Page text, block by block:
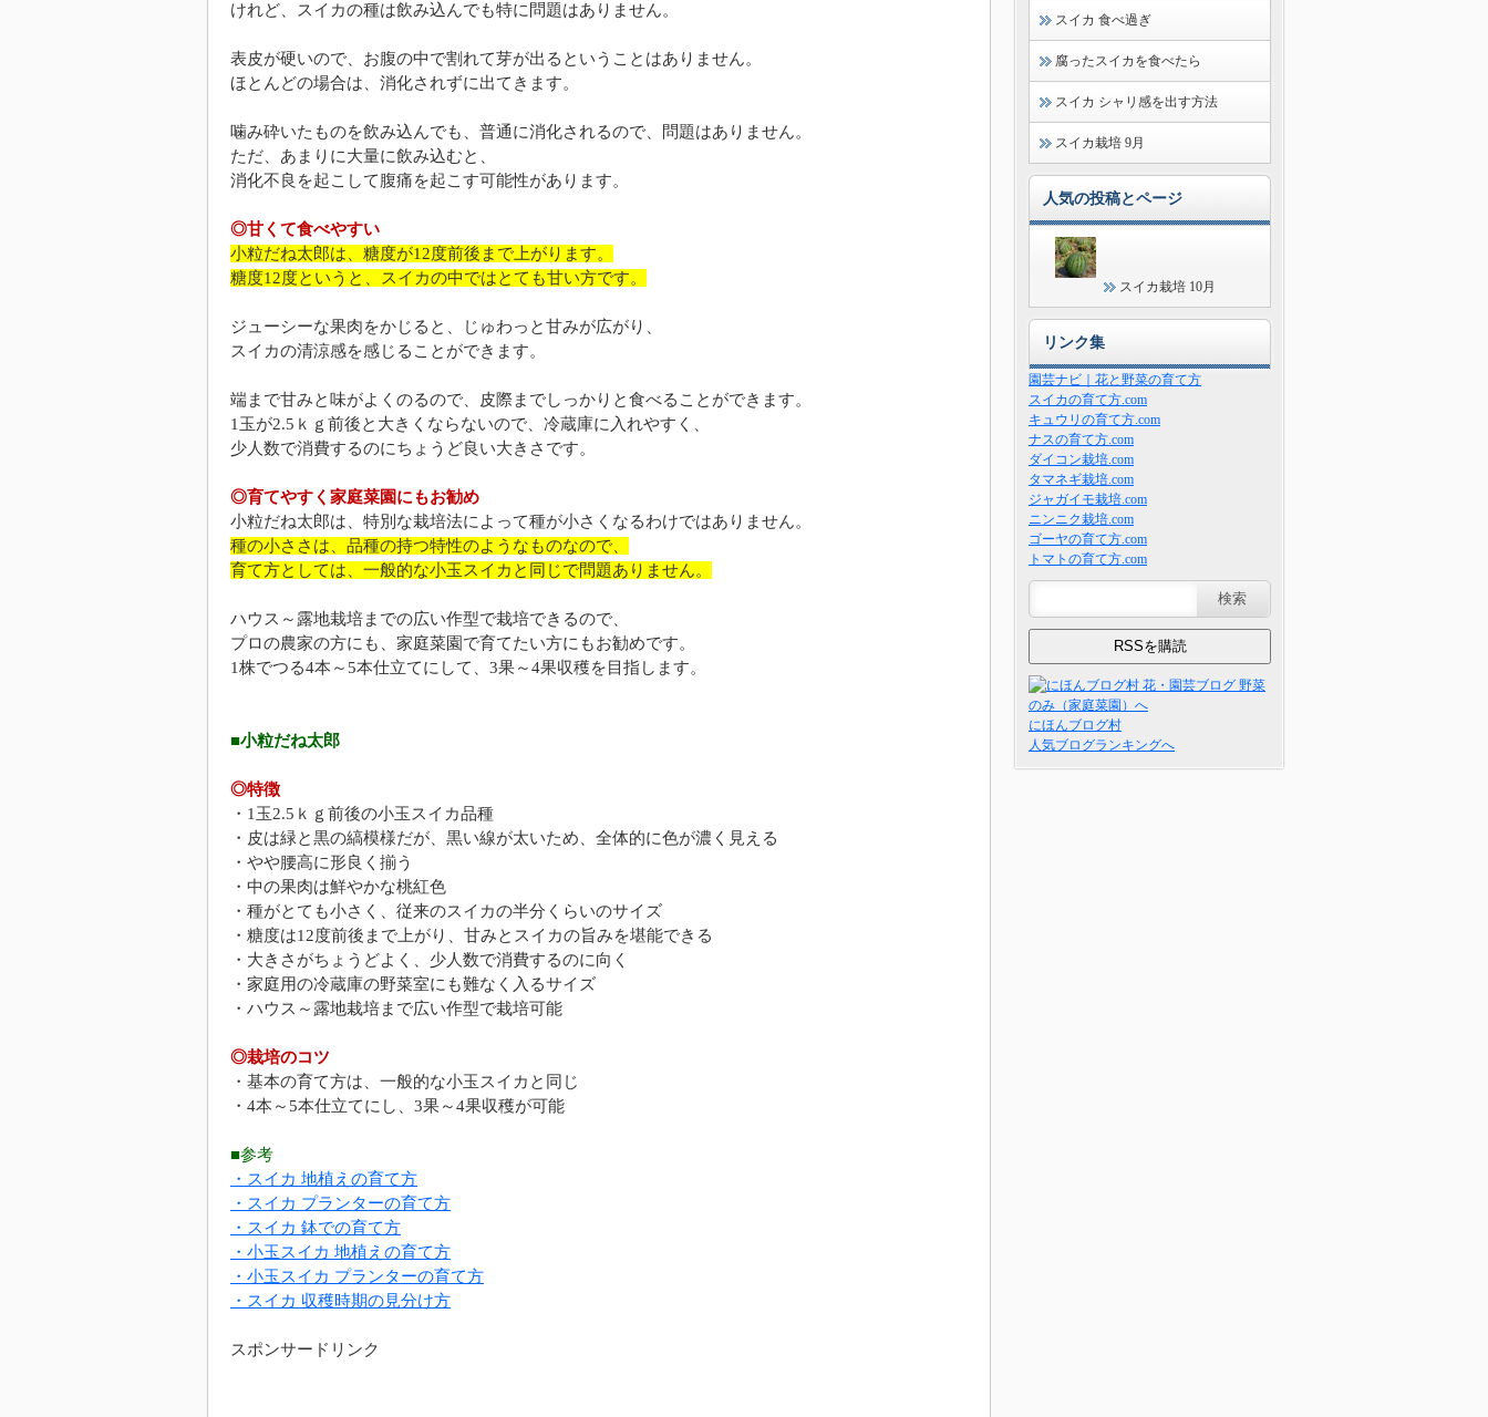
けれど、スイカの種は飲み込んでも特に問題はありません。
表皮が硬いので、お腹の中で割れて芽が出るということはありません。
ほとんどの場合は、消化されずに出てきます。
噛み砕いたものを飲み込んでも、普通に消化されるので、問題はありません。
ただ、あまりに大量に飲み込むと、
消化不良を起こして腹痛を起こす可能性があります。
◎甘くて食べやすい
小粒だね太郎は、糖度が12度前後まで上がります。
糖度12度というと、スイカの中ではとても甘い方です。
ジューシーな果肉をかじると、じゅわっと甘みが広がり、
スイカの清涼感を感じることができます。
端まで甘みと味がよくのるので、皮際までしっかりと食べることができます。
1玉が2.5ｋｇ前後と大きくならないので、冷蔵庫に入れやすく、
少人数で消費するのにちょうど良い大きさです。
◎育てやすく家庭菜園にもお勧め
小粒だね太郎は、特別な栽培法によって種が小さくなるわけではありません。
種の小ささは、品種の持つ特性のようなものなので、
育て方としては、一般的な小玉スイカと同じで問題ありません。
ハウス～露地栽培までの広い作型で栽培できるので、
プロの農家の方にも、家庭菜園で育てたい方にもお勧めです。
1株でつる4本～5本仕立てにして、3果～4果収穫を目指します。
■小粒だね太郎
◎特徴
・1玉2.5ｋｇ前後の小玉スイカ品種
・皮は緑と黒の縞模様だが、黒い線が太いため、全体的に色が濃く見える
・やや腰高に形良く揃う
・中の果肉は鮮やかな桃紅色
・種がとても小さく、従来のスイカの半分くらいのサイズ
・糖度は12度前後まで上がり、甘みとスイカの旨みを堪能できる
・大きさがちょうどよく、少人数で消費するのに向く
・家庭用の冷蔵庫の野菜室にも難なく入るサイズ
・ハウス～露地栽培まで広い作型で栽培可能
◎栽培のコツ
・基本の育て方は、一般的な小玉スイカと同じ
・4本～5本仕立てにし、3果～4果収穫が可能
■参考
・スイカ 地植えの育て方
・スイカ プランターの育て方
・スイカ 鉢での育て方
・小玉スイカ 地植えの育て方
・小玉スイカ プランターの育て方
・スイカ 収穫時期の見分け方
スポンサードリンク
スイカ 食べ過ぎ
腐ったスイカを食べたら
スイカ シャリ感を出す方法
スイカ栽培 9月
人気の投稿とページ
スイカ栽培 10月
リンク集
園芸ナビ｜花と野菜の育て方
スイカの育て方.com
キュウリの育て方.com
ナスの育て方.com
ダイコン栽培.com
タマネギ栽培.com
ジャガイモ栽培.com
ニンニク栽培.com
ゴーヤの育て方.com
トマトの育て方.com
にほんブログ村
人気ブログランキングへ